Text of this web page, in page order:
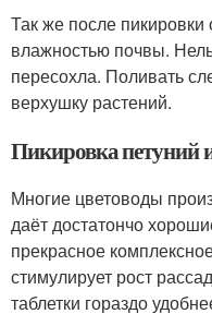
Так же после
влажностью почвы.
пересохла. Поливать
верхушку растений.
Пикировка петуний
Многие цветоводы
даёт достатончо
прекрасное
стимулирует рост
таблетки гораздо